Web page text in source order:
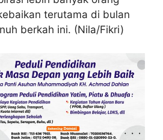
terutama di bulan
berkah ini. (Nila/Fikri)